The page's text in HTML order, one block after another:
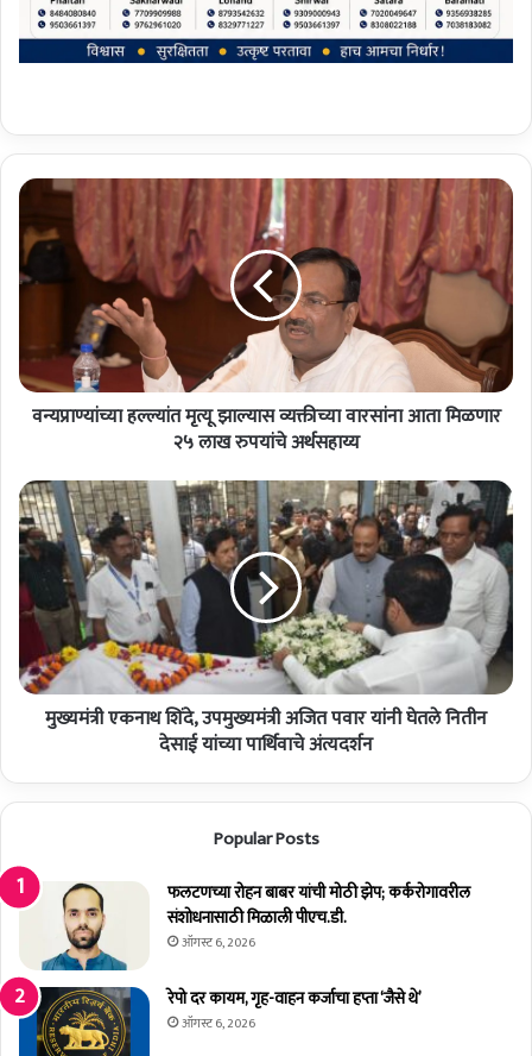
व
प्रा
ण्यां
च्या
त
मृ
स
व्य
क्ती
च्या
वा
र
ना
आ
णा
५
ला
ख
प
यां
चे
वन्यप्राण्यांच्या हल्ल्यांत मृत्यू झाल्यास व्यक्तीच्या वारसांना आता मिळणार
२५ लाख रुपयांचे अर्थसहाय्य
मु
ख्य
मं
ए
क
थ
शिं
प
मं
त्री
अ
त
प
वा
मुख्यमंत्री एकनाथ शिंदे, उपमुख्यमंत्री अजित पवार यांनी घेतले नितीन
देसाई यांच्या पार्थिवाचे अंत्यदर्शन
Popular Posts
फलटणच्या रोहन बाबर यांची मोठी झेप; कर्करोगावरील
संशोधनासाठी मिळाली पीएच.डी.
ऑगस्ट 6, 2026
रेपो दर कायम, गृह-वाहन कर्जाचा हप्ता ‘जैसे थे’
ऑगस्ट 6, 2026